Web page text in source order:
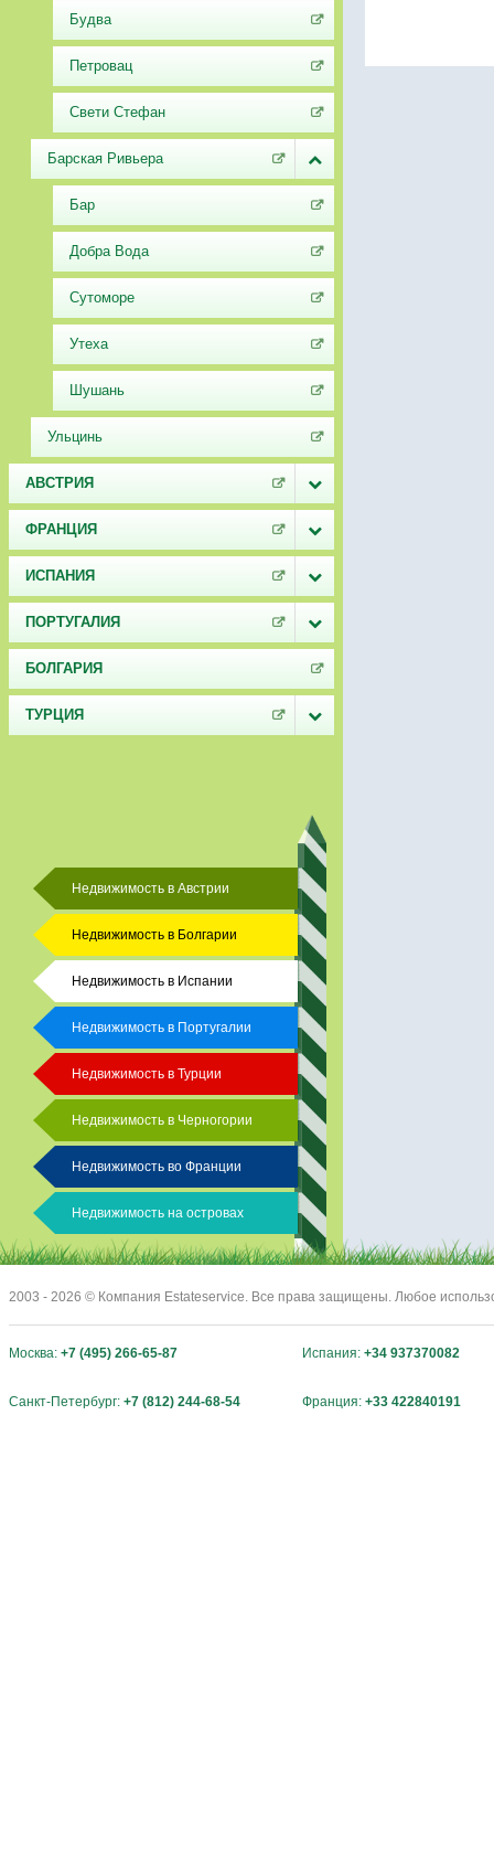
Будва
Петровац
Свети Стефан
Барская Ривьера
Бар
Добра Вода
Сутоморе
Утеха
Шушань
Ульцинь
АВСТРИЯ
ФРАНЦИЯ
ИСПАНИЯ
ПОРТУГАЛИЯ
БОЛГАРИЯ
ТУРЦИЯ
Недвижимость в Австрии
Недвижимость в Болгарии
Недвижимость в Испании
Недвижимость в Португалии
Недвижимость в Турции
Недвижимость в Черногории
Недвижимость во Франции
Недвижимость на островах
2003 - 2026 © Компания Estateservice. Все права защищены. Любое
Москва: +7 (495) 266-65-87 Испания: +34 937370082
Санкт-Петербург: +7 (812) 244-68-54 Франция: +33 422840191